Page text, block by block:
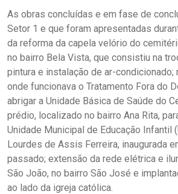
As obras concluídas e em fase de
Setor 1 e que foram apresentadas
da reforma da capela velório do
no bairro Bela Vista, que consistiu na
pintura e instalação de ar-
onde funcionava o Tratamento Fora do
abrigar a Unidade Básica de Saúde do
prédio, localizado no bairro Ana Rita,
Unidade Municipal de Educação Infantil
Lourdes de Assis Ferreira, inaugurada
passado; extensão da rede elétrica e
São João, no bairro São José e
ao lado da igreja católica.